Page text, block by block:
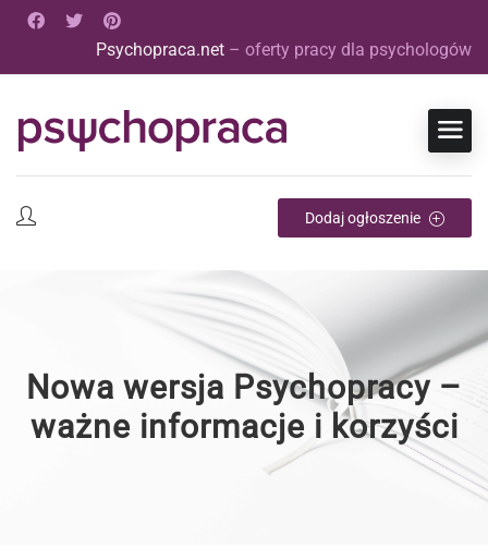
Psychopraca.net – oferty pracy dla psychologów
Dodaj ogłoszenie
Nowa wersja Psychopracy –
ważne informacje i korzyści